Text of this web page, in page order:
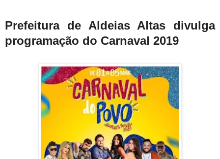
Prefeitura de Aldeias Altas divulga
programação do Carnaval 2019